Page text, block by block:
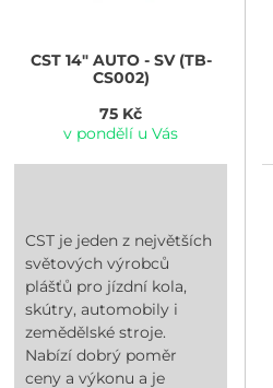
CST14" AUTO - SV (TB-
CS002)
75 Kč
v pondělí u Vás
CST je jeden z největších
světových výrobců
plášťů pro jízdní kola,
skútry, automobily i
zemědělské stroje.
Nabízí dobrý poměr
ceny a výkonu a je